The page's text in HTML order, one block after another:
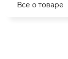
Все о товаре